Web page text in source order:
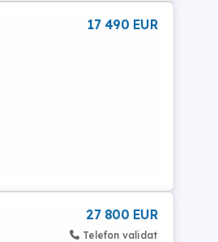
17 490 EUR
27 800 EUR
Telefon validat